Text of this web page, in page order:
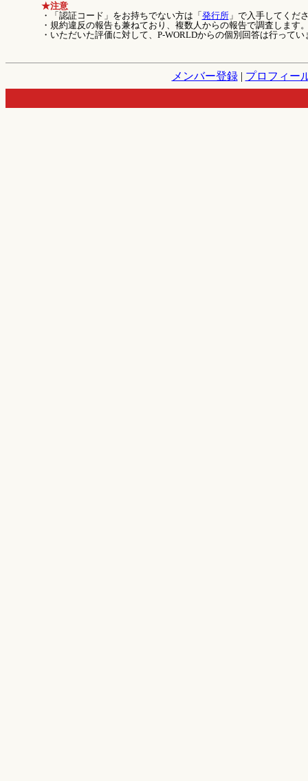
★注意
・「認証コード」をお持ちでない方は「 発行所」で入手してくだ
・規約違反の報告も兼ねており、複数人からの報告で調査します
・いただいた評価に対して、P-WORLDからの個別回答は行ってい
メンバー登録| プロフィー